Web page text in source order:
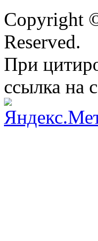
Copyright
Reserved.
При
ссылка на